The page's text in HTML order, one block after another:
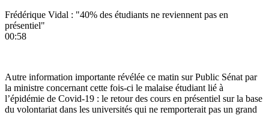
Frédérique Vidal : "40% des étudiants ne reviennent pas en
présentiel"
00:58
Autre information importante révélée ce matin sur Public Sénat par
la ministre concernant cette fois-ci le malaise étudiant lié à
l’épidémie de Covid-19 : le retour des cours en présentiel sur la base
du volontariat dans les universités qui ne remporterait pas un grand